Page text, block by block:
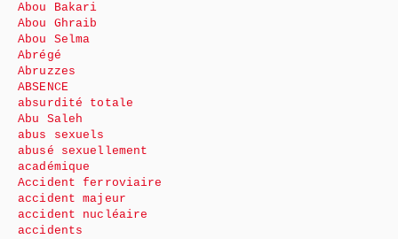
Abou Bakari
Abou Ghraib
Abou Selma
Abrégé
Abruzzes
ABSENCE
absurdité totale
Abu Saleh
abus sexuels
abusé sexuellement
académique
Accident ferroviaire
accident majeur
accident nucléaire
accidents